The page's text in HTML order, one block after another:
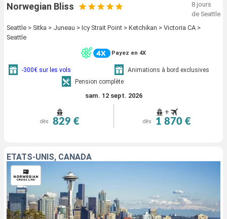
Norwegian Bliss
8 jours
de Seattle
Seattle > Sitka > Juneau > Icy Strait Point > Ketchikan > Victoria CA >
Seattle
Payez en 4X
-300€ sur les vols
Animations à bord exclusives
Pension complète
sam. 12 sept. 2026
dès 829 €
+
dès 1 870 €
ÉTATS-UNIS, CANADA